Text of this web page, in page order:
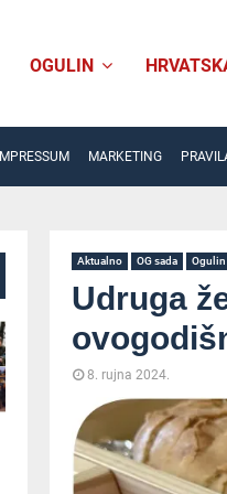
OGULIN
IMPRESSUM MARKETING
Aktualno OG sada Ogulin
Udruga
8. rujna 2024.